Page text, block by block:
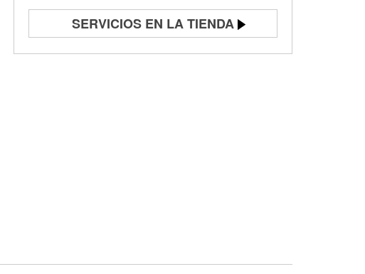
SERVICIOS EN LA TIENDA
Prueba de batería